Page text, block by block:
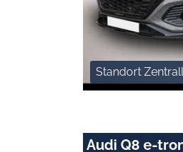
Standort
Audi Q8 e-